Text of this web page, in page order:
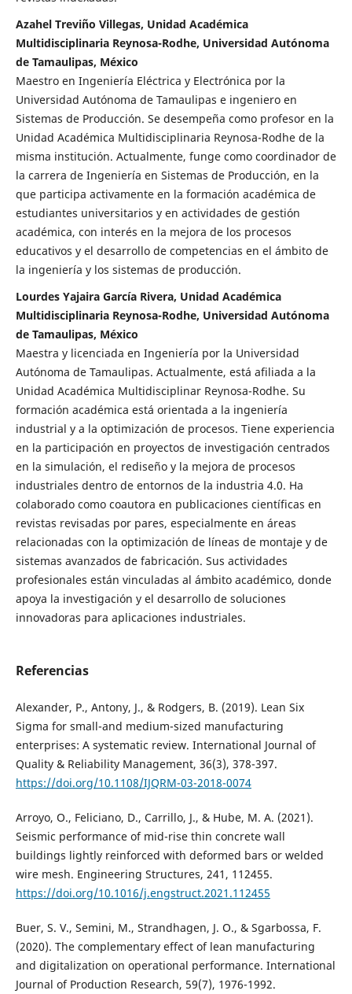
Azahel Treviño Villegas, Unidad Académica
Multidisciplinaria Reynosa-Rodhe, Universidad Autónoma
de Tamaulipas, México
Maestro en Ingeniería Eléctrica y Electrónica por la
Universidad Autónoma de Tamaulipas e ingeniero en
Sistemas de Producción. Se desempeña como profesor en la
Unidad Académica Multidisciplinaria Reynosa-Rodhe de la
misma institución. Actualmente, funge como coordinador de
la carrera de Ingeniería en Sistemas de Producción, en la
que participa activamente en la formación académica de
estudiantes universitarios y en actividades de gestión
académica, con interés en la mejora de los procesos
educativos y el desarrollo de competencias en el ámbito de
la ingeniería y los sistemas de producción.
Lourdes Yajaira García Rivera, Unidad Académica
Multidisciplinaria Reynosa-Rodhe, Universidad Autónoma
de Tamaulipas, México
Maestra y licenciada en Ingeniería por la Universidad
Autónoma de Tamaulipas. Actualmente, está afiliada a la
Unidad Académica Multidisciplinar Reynosa-Rodhe. Su
formación académica está orientada a la ingeniería
industrial y a la optimización de procesos. Tiene experiencia
en la participación en proyectos de investigación centrados
en la simulación, el rediseño y la mejora de procesos
industriales dentro de entornos de la industria 4.0. Ha
colaborado como coautora en publicaciones científicas en
revistas revisadas por pares, especialmente en áreas
relacionadas con la optimización de líneas de montaje y de
sistemas avanzados de fabricación. Sus actividades
profesionales están vinculadas al ámbito académico, donde
apoya la investigación y el desarrollo de soluciones
innovadoras para aplicaciones industriales.
Referencias
Alexander, P., Antony, J., & Rodgers, B. (2019). Lean Six
Sigma for small-and medium-sized manufacturing
enterprises: A systematic review. International Journal of
Quality & Reliability Management, 36(3), 378-397.
https://doi.org/10.1108/IJQRM-03-2018-0074
Arroyo, O., Feliciano, D., Carrillo, J., & Hube, M. A. (2021).
Seismic performance of mid-rise thin concrete wall
buildings lightly reinforced with deformed bars or welded
wire mesh. Engineering Structures, 241, 112455.
https://doi.org/10.1016/j.engstruct.2021.112455
Buer, S. V., Semini, M., Strandhagen, J. O., & Sgarbossa, F.
(2020). The complementary effect of lean manufacturing
and digitalization on operational performance. International
Journal of Production Research, 59(7), 1976-1992.